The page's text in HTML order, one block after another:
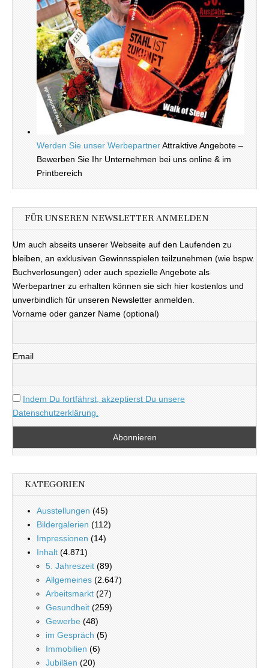
Werden Sie unser WerbepartnerAttraktive Angebote –
Bewerben Sie Ihr Unternehmen bei uns online & im
Printbereich
FÜR UNSEREN NEWSLETTER ANMELDEN
Um auch abseits unserer Webseite auf den Laufenden zu
bleiben, an exklusiven Gewinnsspielen teilzunehmen (wie bspw.
Buchverlosungen) oder auch spezielle Angebote als
Werbepartner zu erhalten können sie sich hier kostenlos und
unverbindlich für unseren Newsletter anmelden.
Vorname oder ganzer Name (optional)
Email
Indem Du fortfährst, akzeptierst Du unsere
Datenschutzerklärung.
KATEGORIEN
Ausstellungen (45)
Bildergalerien (112)
Impressionen (14)
Inhalt (4.871)
5. Jahreszeit (89)
Allgemeines (2.647)
Arbeitsmarkt (27)
Gesundheit (259)
Gewerbe (48)
im Gespräch (5)
Immobilien (6)
Jubiläen (20)